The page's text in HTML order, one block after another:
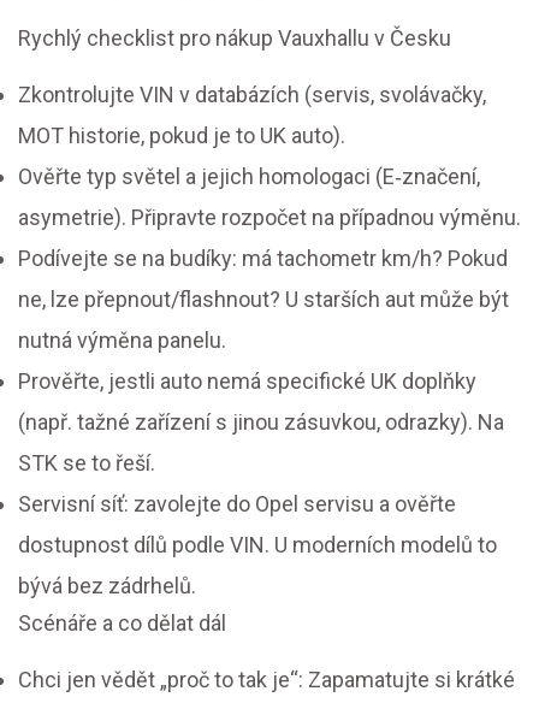
Rychlý checklist pro nákup Vauxhallu v Česku
Zkontrolujte VIN v databázích (servis, svolávačky,
MOT historie, pokud je to UK auto).
Ověřte typ světel a jejich homologaci (E‑značení,
asymetrie). Připravte rozpočet na případnou výměnu.
Podívejte se na budíky: má tachometr km/h? Pokud
ne, lze přepnout/flashnout? U starších aut může být
nutná výměna panelu.
Prověřte, jestli auto nemá specifické UK doplňky
(např. tažné zařízení s jinou zásuvkou, odrazky). Na
STK se to řeší.
Servisní síť: zavolejte do Opel servisu a ověřte
dostupnost dílů podle VIN. U moderních modelů to
bývá bez zádrhelů.
Scénáře a co dělat dál
Chci jen vědět „proč to tak je“: Zapamatujte si krátké